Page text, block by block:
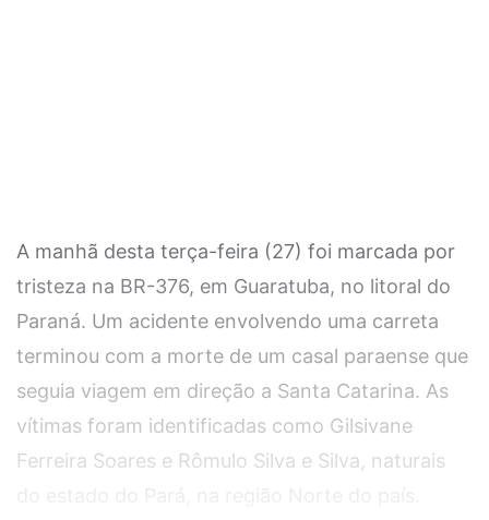
A manhã desta terça-feira (27) foi marcada por
tristeza na BR-376, em Guaratuba, no litoral do
Paraná. Um acidente envolvendo uma carreta
terminou com a morte de um casal paraense que
seguia viagem em direção a Santa Catarina. As
vítimas foram identificadas como Gilsivane
Ferreira Soares e Rômulo Silva e Silva, naturais